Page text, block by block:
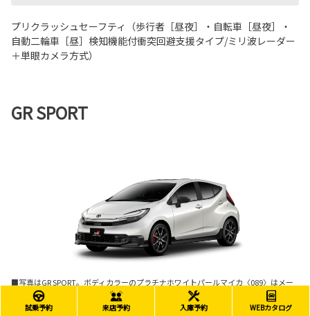
プリクラッシュセーフティ（歩行者［昼夜］・自転車［昼夜］・
自動二輪車［昼］検知機能付衝突回避支援タイプ/ミリ波レーダー
＋単眼カメラ方式）
GR SPORT
■写真はGR SPORT。ボディカラーのプラチナホワイトパールマイカ〈089〉はメー
カーオプション。
試乗予約 来店予約 入庫予約 WEBカタログ